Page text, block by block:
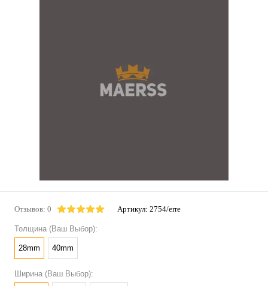
Отзывов: 0 Артикул: 2754/erre
Толщина (Ваш Выбор):
28mm 40mm
Ширина (Ваш Выбор):